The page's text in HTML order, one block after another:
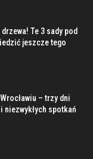
Te 3 sady pod
jeszcze tego
– trzy dni
niezwykłych spotkań